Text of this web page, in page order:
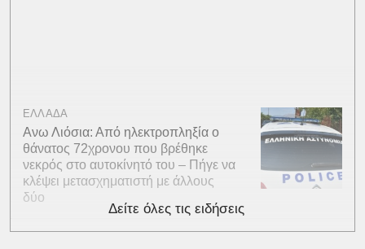
ΕΛΛΑΔΑ
Ανω Λιόσια: Από ηλεκτροπληξία ο
θάνατος 72χρονου που βρέθηκε
νεκρός στο αυτοκίνητό του – Πήγε να
κλέψει μετασχηματιστή με άλλους
δύο
Δείτε όλες τις ειδήσεις